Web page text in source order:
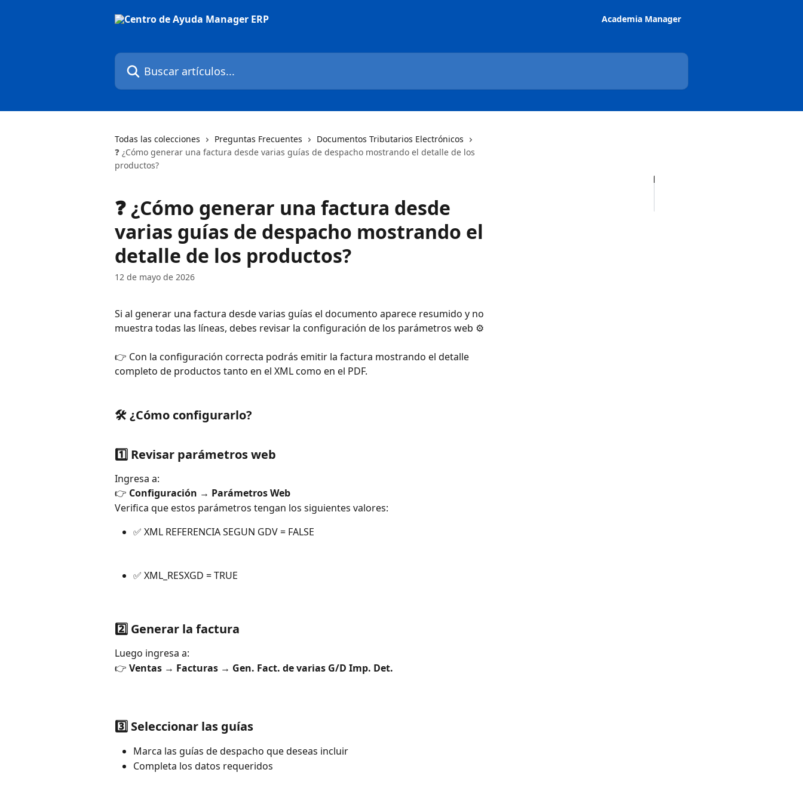
Academia Manager
Buscar artículos...
Todas las colecciones Preguntas Frecuentes
Documentos Tributarios Electrónicos
❓ ¿Cómo generar una factura desde varias guías de despacho mostrando el detalle de los
productos?
❓ ¿Cómo generar una factura desde
varias guías de despacho mostrando el
detalle de los productos?
12 de mayo de 2026
Si al generar una factura desde varias guías el documento aparece resumido y no
muestra todas las líneas, debes revisar la configuración de los parámetros web ⚙️
👉 Con la configuración correcta podrás emitir la factura mostrando el detalle
completo de productos tanto en el XML como en el PDF.
🛠️ ¿Cómo configurarlo?
1️⃣ Revisar parámetros web
Ingresa a:
👉 Configuración → Parámetros Web
Verifica que estos parámetros tengan los siguientes valores:
✅ XML REFERENCIA SEGUN GDV = FALSE
✅ XML_RESXGD = TRUE
2️⃣ Generar la factura
Luego ingresa a:
👉 Ventas → Facturas → Gen. Fact. de varias G/D Imp. Det.
3️⃣ Seleccionar las guías
Marca las guías de despacho que deseas incluir
Completa los datos requeridos